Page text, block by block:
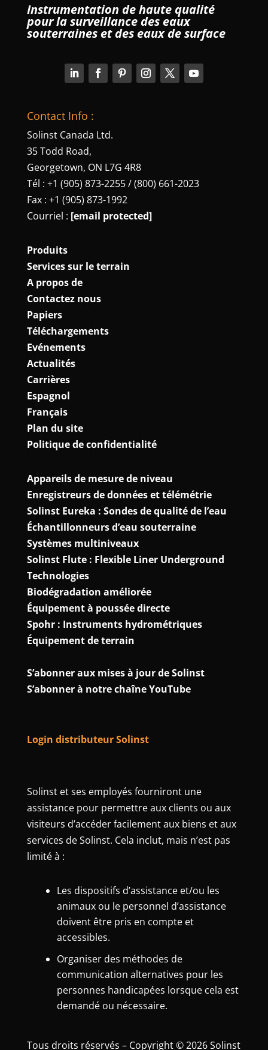
Instrumentation de haute qualité
pour la surveillance des eaux
souterraines et des eaux de surface
Contact Info :
Solinst Canada Ltd.
35 Todd Road,
Georgetown, ON L7G 4R8
Tél : +1 (905) 873-2255 / (800) 661-2023
Fax : +1 (905) 873-1992
Courriel : [email protected]
Produits
Services sur le terrain
A propos de
Contactez nous
Papiers
Téléchargements
Evénements
Actualités
Carrières
Espagnol
Français
Plan du site
Politique de confidentialité
Appareils de mesure de niveau
Enregistreurs de données et télémétrie
Solinst Eureka : Sondes de qualité de l’eau
Échantillonneurs d’eau souterraine
Systèmes multiniveaux
Solinst Flute : Flexible Liner Underground
Technologies
Biodégradation améliorée
Équipement à poussée directe
Spohr : Instruments hydrométriques
Équipement de terrain
S’abonner aux mises à jour de Solinst
S’abonner à notre chaîne YouTube
Login distributeur Solinst
Solinst et ses employés fourniront une
assistance pour permettre aux clients ou aux
visiteurs d’accéder facilement aux biens et aux
services de Solinst. Cela inclut, mais n’est pas
limité à :
Les dispositifs d’assistance et/ou les
animaux ou le personnel d’assistance
doivent être pris en compte et
accessibles.
Organiser des méthodes de
communication alternatives pour les
personnes handicapées lorsque cela est
demandé ou nécessaire.
Tous droits réservés – Copyright © 2026 Solinst